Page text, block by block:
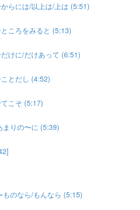
らには/以上は/上は (5:51)
ころをみると (5:13)
けに/だけあって (6:51)
とだし (4:52)
こそ (5:17)
まりの〜に (5:39)
ものなら/もんなら (5:15)